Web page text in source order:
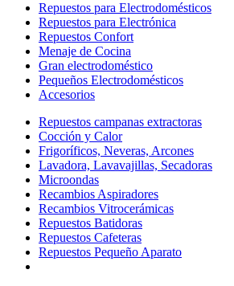
Repuestos para Electrodomésticos
Repuestos para Electrónica
Repuestos Confort
Menaje de Cocina
Gran electrodoméstico
Pequeños Electrodomésticos
Accesorios
Repuestos campanas extractoras
Cocción y Calor
Frigoríficos, Neveras, Arcones
Lavadora, Lavavajillas, Secadoras
Microondas
Recambios Aspiradores
Recambios Vitrocerámicas
Repuestos Batidoras
Repuestos Cafeteras
Repuestos Pequeño Aparato